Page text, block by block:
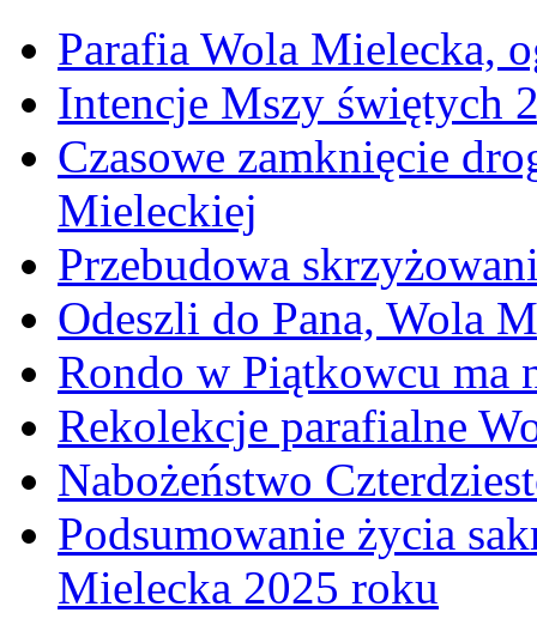
Parafia Wola Mielecka,
Intencje Mszy świętych
Czasowe zamknięcie
Mieleckiej
Przebudowa
Odeszli do Pana, Wola
Rondo w Piątkowcu ma
Rekolekcje parafialne
Nabożeństwo
Podsumowanie życia
Mielecka 2025 roku